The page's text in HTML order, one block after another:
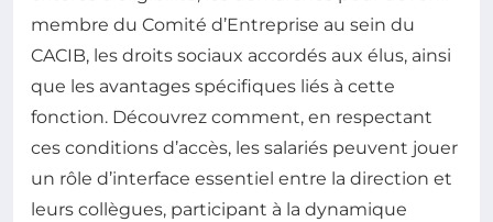
membre du Comité d’Entreprise au sein du
CACIB, les droits sociaux accordés aux élus, ainsi
que les avantages spécifiques liés à cette
fonction. Découvrez comment, en respectant
ces conditions d’accès, les salariés peuvent jouer
un rôle d’interface essentiel entre la direction et
leurs collègues, participant à la dynamique